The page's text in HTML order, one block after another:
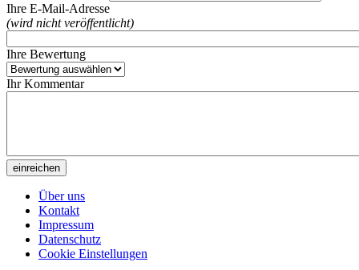
Ihre E-Mail-Adresse
(wird nicht veröffentlicht)
Ihre Bewertung
Ihr Kommentar
Über uns
Kontakt
Impressum
Datenschutz
Cookie Einstellungen